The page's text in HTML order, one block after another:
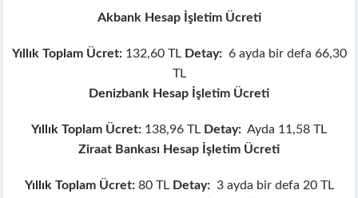
panel
panel
Panel
Akbank Hesap İşletim Ücreti
Yıllık Toplam Ücret:132,60 TL Detay:6 ayda bir defa 66,30
TL
Denizbank Hesap İşletim Ücreti
Yıllık Toplam Ücret: 138,96 TL Detay: Ayda 11,58 TL
Ziraat Bankası Hesap İşletim Ücreti
Yıllık Toplam Ücret:80 TL Detay:3 ayda bir defa 20 TL